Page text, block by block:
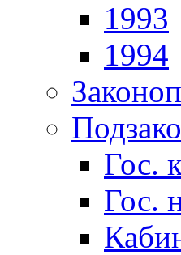
1993
1994
Гос.
Гос.